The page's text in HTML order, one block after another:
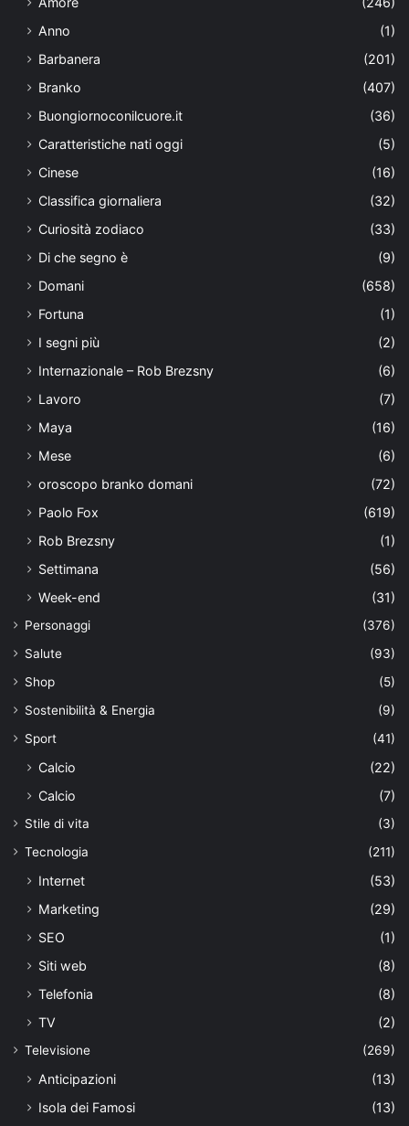
Anno
(1)
Barbanera
(201)
Branko
(407)
Buongiornoconilcuore.it
(36)
Caratteristiche nati oggi
(5)
Cinese
(16)
Classifica giornaliera
(32)
Curiosità zodiaco
(33)
Di che segno è
(9)
Domani
(658)
Fortuna
(1)
I segni più
(2)
Internazionale – Rob Brezsny
(6)
Lavoro
(7)
Maya
(16)
Mese
(6)
oroscopo branko domani
(72)
Paolo Fox
(619)
Rob Brezsny
(1)
Settimana
(56)
Week-end
(31)
Personaggi
(376)
Salute
(93)
Shop
(5)
Sostenibilità & Energia
(9)
Sport
(41)
Calcio
(22)
Calcio
(7)
Stile di vita
(3)
Tecnologia
(211)
Internet
(53)
Marketing
(29)
SEO
(1)
Siti web
(8)
Telefonia
(8)
TV
(2)
Televisione (269)
Anticipazioni
(13)
Isola dei Famosi
(13)